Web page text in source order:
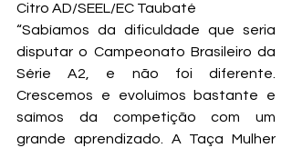
Citro AD/SEEL/EC Taubaté
“Sabíamos da dificuldade que seria
disputar o Campeonato Brasileiro da
Série A2, e não foi diferente.
Crescemos e evoluímos bastante e
saímos da competição com um
grande aprendizado. A Taça Mulher